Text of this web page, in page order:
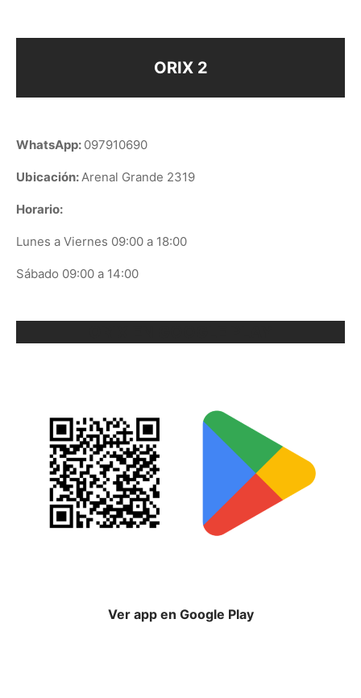
ORIX 2
WhatsApp: 097910690
Ubicación:Arenal Grande 2319
Horario:
Lunes a Viernes 09:00 a 18:00
Sábado 09:00 a 14:00
Ver app en Google Play